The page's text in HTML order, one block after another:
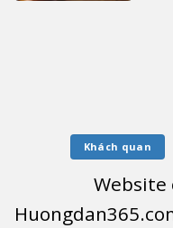
Khách quan
Website